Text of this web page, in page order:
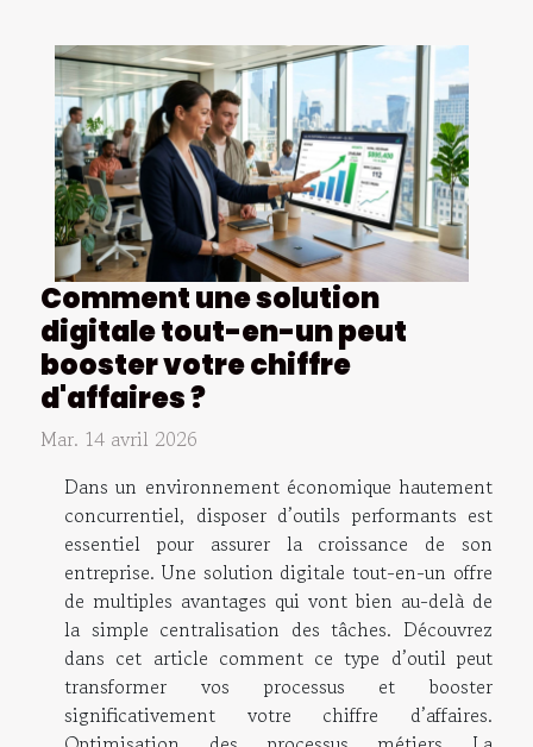
Comment une solution
digitale tout-en-un peut
booster votre chiffre
d'affaires ?
Mar. 14 avril 2026
Dans un environnement économique hautement
concurrentiel, disposer d’outils performants est
essentiel pour assurer la croissance de son
entreprise. Une solution digitale tout-en-un offre
de multiples avantages qui vont bien au-delà de
la simple centralisation des tâches. Découvrez
dans cet article comment ce type d’outil peut
transformer vos processus et booster
significativement votre chiffre d’affaires.